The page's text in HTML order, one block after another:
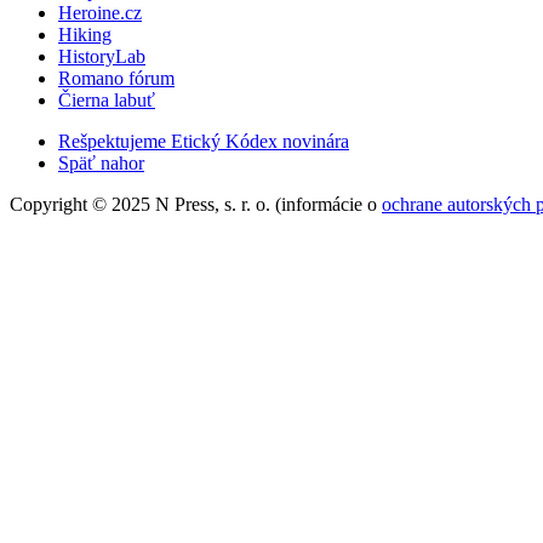
Heroine.cz
Hiking
HistoryLab
Romano fórum
Čierna labuť
Rešpektujeme Etický Kódex novinára
Späť nahor
Copyright © 2025 N Press, s. r. o. (informácie o ochrane autorských